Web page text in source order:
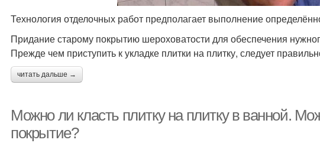
Технология отделочных работ предполагает выполнение
Придание старому покрытию шероховатости для обеспечения
Прежде чем приступить к укладке плитки на плитку, следует
читать дальше →
Можно ли класть плитку на плитку в ванной.
покрытие?